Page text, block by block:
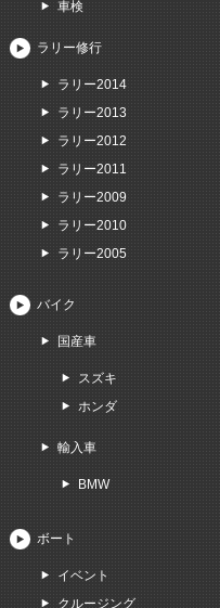
車検
ラリー修行
ラリー2014
ラリー2013
ラリー2012
ラリー2011
ラリー2009
ラリー2010
ラリー2005
バイク
国産車
スズキ
ホンダ
輸入車
BMW
ボート
イベント
クルージング